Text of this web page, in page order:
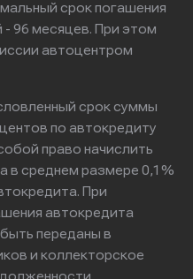
срок погашения
96 месяцев. При этом
автоцентром
срок суммы
по автокредиту
право начислить
в среднем размере 0,1%
При
автокредита
переданы в
и коллекторское